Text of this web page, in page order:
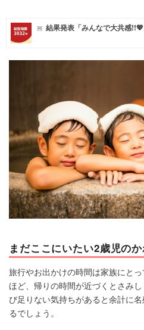
美容・ファッション
お仕事
マネー
トレンド・イベント
結果発表「みんなで大共感
まだここにいたい2歳児の
旅行やお出かけの時間は家族にと
ほど、帰りの時間が近づくとさみ
び足りない気持ちがあると余計に
るでしょう。